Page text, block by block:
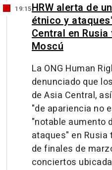
19:15HRW alerta de
étnico y
Central en
Moscú
La ONG Human
denunciado que
de Asia Central,
"de apariencia no
"notable aumento
ataques" en
de finales de
conciertos